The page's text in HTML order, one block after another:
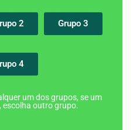
2 Grupo 3
4
um dos grupos, se um
escolha outro grupo.